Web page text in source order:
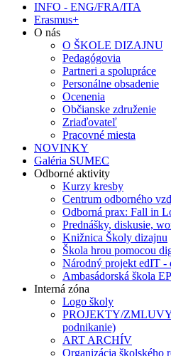
INFO - ENG/FRA/ITA
Erasmus+
O nás
O ŠKOLE DIZAJNU
Pedagógovia
Partneri a spolupráce
Personálne obsadenie
Ocenenia
Občianske združenie
Zriaďovateľ
Pracovné miesta
NOVINKY
Galéria SUMEC
Odborné aktivity
Kurzy kresby
Centrum odborného
Odborná prax: Fall in
Prednášky, diskusie,
Knižnica Školy dizajnu
Škola hrou pomocou
Národný projekt edIT -
Ambasádorská škola EP
Interná zóna
Logo školy
PROJEKTY/
podnikanie)
ART ARCHÍV
Organizácia školského